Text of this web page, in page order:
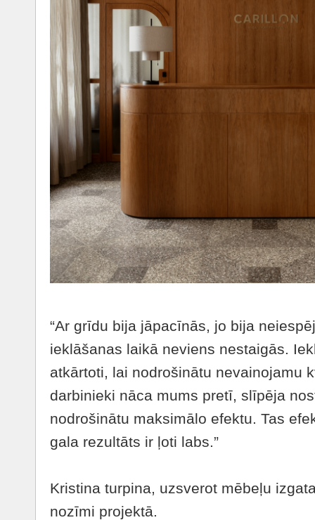
“Ar grīdu bija jāpacīnās, jo bija
ieklāšanas laikā neviens nestaigās.
atkārtoti, lai nodrošinātu nevainojamu
darbinieki nāca mums pretī, slīpēja
nodrošinātu maksimālo efektu. Tas
gala rezultāts ir ļoti labs.”
Kristina turpina, uzsverot mēbeļu
nozīmi projektā.